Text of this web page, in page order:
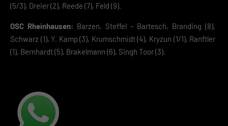
(5/3), Dreier (2), Reede (7), Feld (9).
OSC Rheinhausen: Barzen, Steffel – Bartesch, Branding (8),
Schwarz (1), Y. Kamp (3), Krumschmidt (4), Kryzun (1/1), Ranftler
(1), Bernhardt (5), Brakelmann (6), Singh Toor (3).